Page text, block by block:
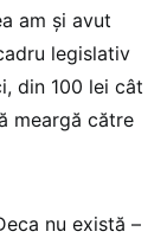
am și avut
legislativ
din 100 lei cât
meargă către
nu există –